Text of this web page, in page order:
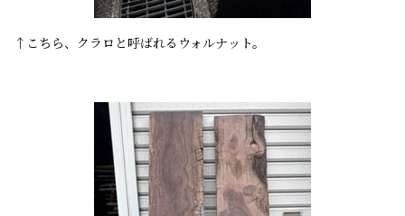
↑こちら、クラロと呼ばれるウォルナット。